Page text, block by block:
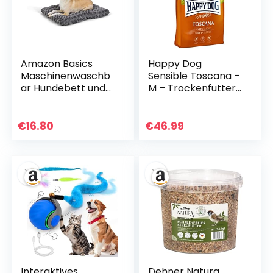
Amazon Basics
Maschinenwaschb
ar Hundebett und
– Waschbar und
Graue Wirbel
€16.80
Happy Dog
Sensible Toscana –
M – Trockenfutter,
ng Ente & Lachs –
€46.99